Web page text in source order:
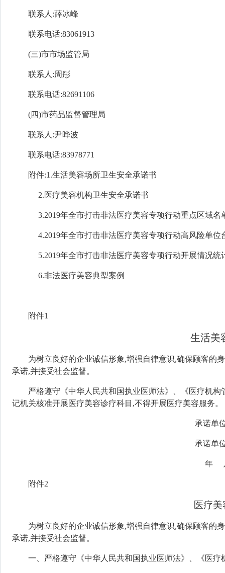
联系人:薛冰峰
联系电话:83061913
(三)市市场监管局
联系人:周彤
联系电话:82691106
(四)市药品监督管理局
联系人:尹晔波
联系电话:83978771
附件:1.生活美容场所卫生安全承诺书
2.医疗美容机构卫生安全承诺书
3.2019年全市打击非法医疗美容专项行动重点区域名
4.2019年全市打击非法医疗美容专项行动高风险单位
5.2019年全市打击非法医疗美容专项行动开展情况统
6.非法医疗美容典型案例
附件1
生活美
为树立良好的企业诚信形象,增强自律意识,确保顾客的
承诺,并接受社会监督。
严格遵守《中华人民共和国执业医师法》、《医疗机
记机关核准开展医疗美容诊疗科目,不得开展医疗美容服务。
承诺单位名称:(
承诺单位法定代表人或
年 月
附件2
医疗
为树立良好的企业诚信形象,增强自律意识,确保顾客的
承诺,并接受社会监督。
一、严格遵守《中华人民共和国执业医师法》、《医